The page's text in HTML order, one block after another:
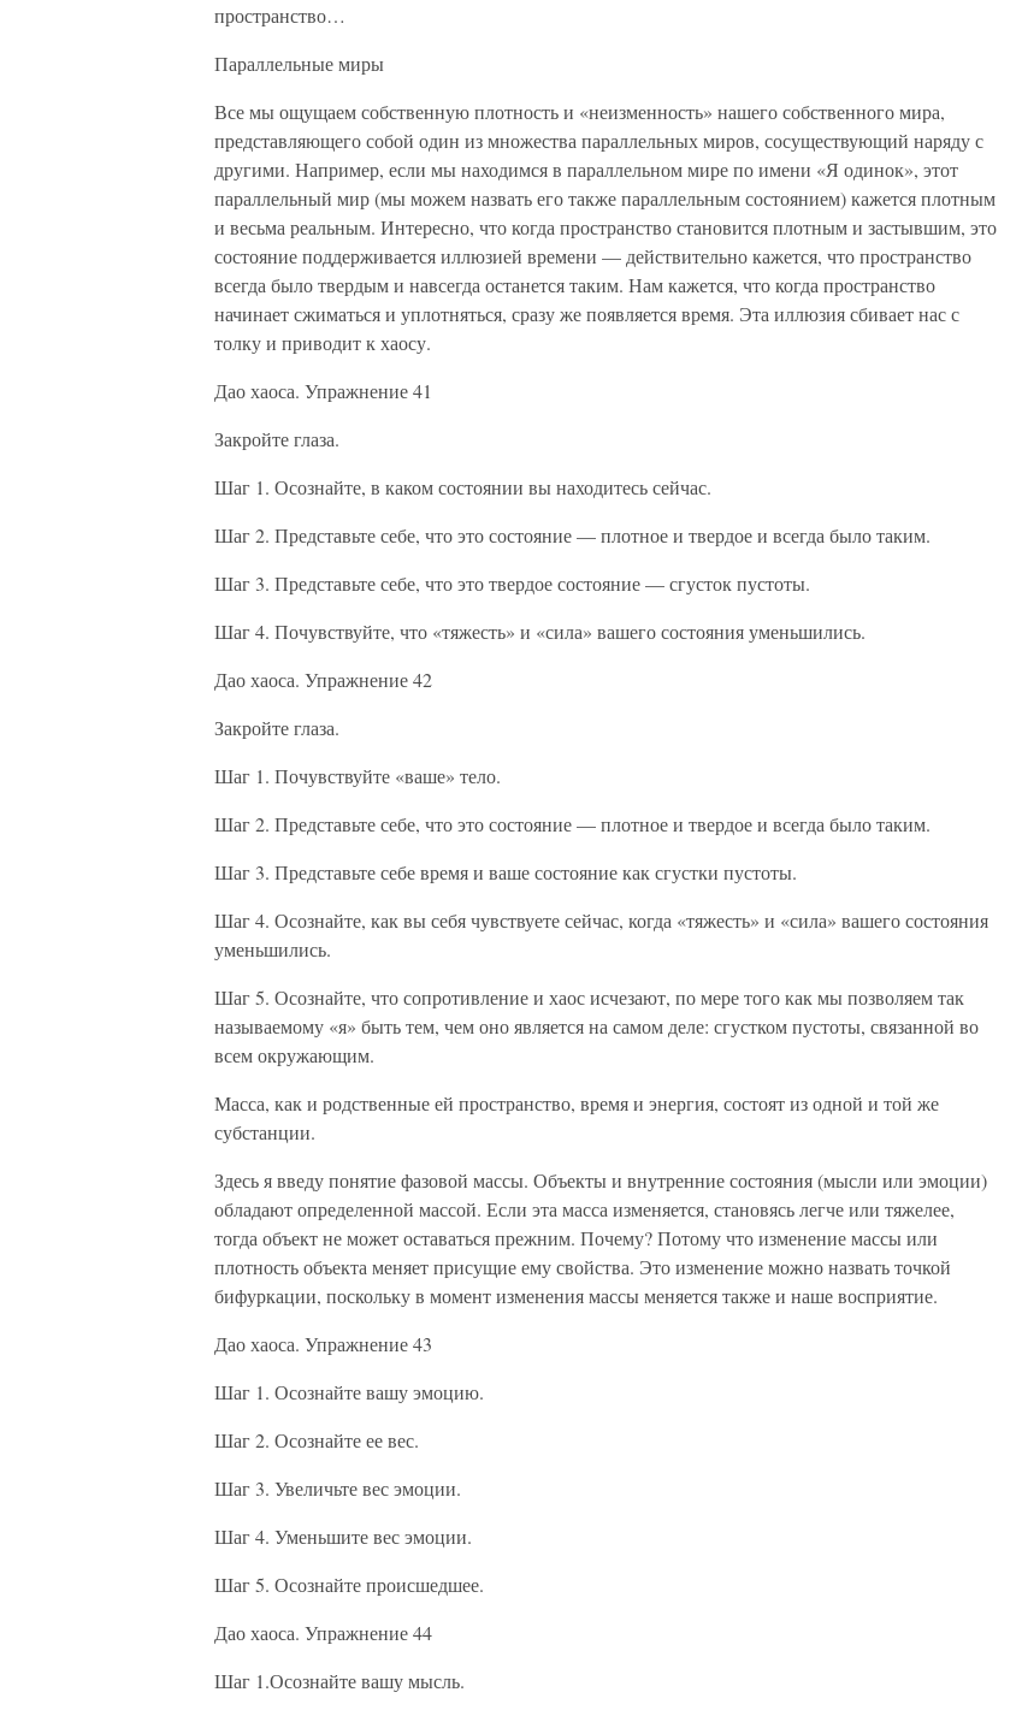
пространство…
Параллельные миры
Все мы ощущаем собственную плотность и «неизменность» нашего собственного мира,
представляющего собой один из множества параллельных миров, сосуществующий наряду с
другими. Например, если мы находимся в параллельном мире по имени «Я одинок», этот
параллельный мир (мы можем назвать его также параллельным состоянием) кажется плотным
и весьма реальным. Интересно, что когда пространство становится плотным и застывшим, это
состояние поддерживается иллюзией времени — действительно кажется, что пространство
всегда было твердым и навсегда останется таким. Нам кажется, что когда пространство
начинает сжиматься и уплотняться, сразу же появляется время. Эта иллюзия сбивает нас с
толку и приводит к хаосу.
Дао хаоса. Упражнение 41
Закройте глаза.
Шаг 1. Осознайте, в каком состоянии вы находитесь сейчас.
Шаг 2. Представьте себе, что это состояние — плотное и твердое и всегда было таким.
Шаг 3. Представьте себе, что это твердое состояние — сгусток пустоты.
Шаг 4. Почувствуйте, что «тяжесть» и «сила» вашего состояния уменьшились.
Дао хаоса. Упражнение 42
Закройте глаза.
Шаг 1. Почувствуйте «ваше» тело.
Шаг 2. Представьте себе, что это состояние — плотное и твердое и всегда было таким.
Шаг 3. Представьте себе время и ваше состояние как сгустки пустоты.
Шаг 4. Осознайте, как вы себя чувствуете сейчас, когда «тяжесть» и «сила» вашего состояния
уменьшились.
Шаг 5. Осознайте, что сопротивление и хаос исчезают, по мере того как мы позволяем так
называемому «я» быть тем, чем оно является на самом деле: сгустком пустоты, связанной во
всем окружающим.
Масса, как и родственные ей пространство, время и энергия, состоят из одной и той же
субстанции.
Здесь я введу понятие фазовой массы. Объекты и внутренние состояния (мысли или эмоции)
обладают определенной массой. Если эта масса изменяется, становясь легче или тяжелее,
тогда объект не может оставаться прежним. Почему? Потому что изменение массы или
плотность объекта меняет присущие ему свойства. Это изменение можно назвать точкой
бифуркации, поскольку в момент изменения массы меняется также и наше восприятие.
Дао хаоса. Упражнение 43
Шаг 1. Осознайте вашу эмоцию.
Шаг 2. Осознайте ее вес.
Шаг 3. Увеличьте вес эмоции.
Шаг 4. Уменьшите вес эмоции.
Шаг 5. Осознайте происшедшее.
Дао хаоса. Упражнение 44
Шаг 1.Осознайте вашу мысль.